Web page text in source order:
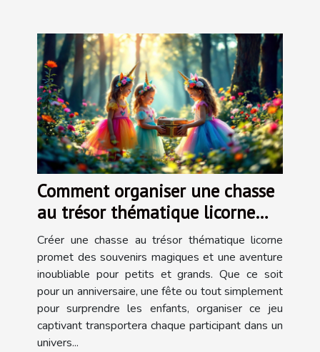
Comment organiser une chasse
au trésor thématique licorne
inoubliable ?
Créer une chasse au trésor thématique licorne
promet des souvenirs magiques et une aventure
inoubliable pour petits et grands. Que ce soit
pour un anniversaire, une fête ou tout simplement
pour surprendre les enfants, organiser ce jeu
captivant transportera chaque participant dans un
univers...